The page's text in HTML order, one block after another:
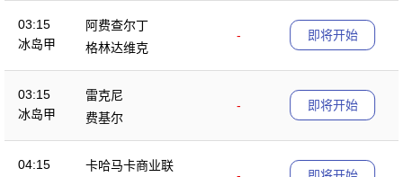
03:15
冰岛甲
阿费查尔丁
-
格林达维克
即将开始
03:15
冰岛甲
雷克尼
-
费基尔
即将开始
04:15
卡哈马卡商业联